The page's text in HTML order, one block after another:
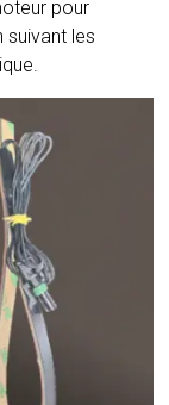
pour
suivant les